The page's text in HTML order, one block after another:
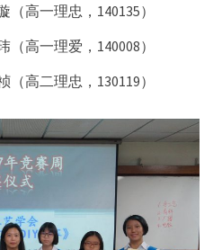
（高一理忠，140135）
（高一理爱，140008）
（高二理忠，130119）